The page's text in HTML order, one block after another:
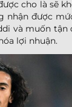
cho là sẽ
nhận được
và muốn
lợi nhuận.